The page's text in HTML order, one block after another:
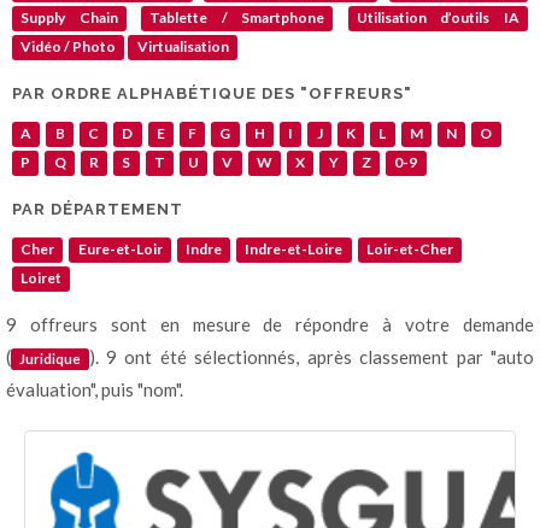
Supply Chain
Tablette / Smartphone
Utilisation d’outils IA
Vidéo / Photo
Virtualisation
PAR ORDRE ALPHABÉTIQUE DES "OFFREURS"
A B C D E F G H I J K L M N
O
P
Q R S T U V W X Y Z 0-9
PAR DÉPARTEMENT
Cher Eure-et-Loir Indre Indre-et-Loire
Loir-et-Cher
Loiret
9 offreurs sont en mesure de répondre à votre demande
(
Juridique ). 9 ont été sélectionnés, après classement par "auto
évaluation", puis "nom".